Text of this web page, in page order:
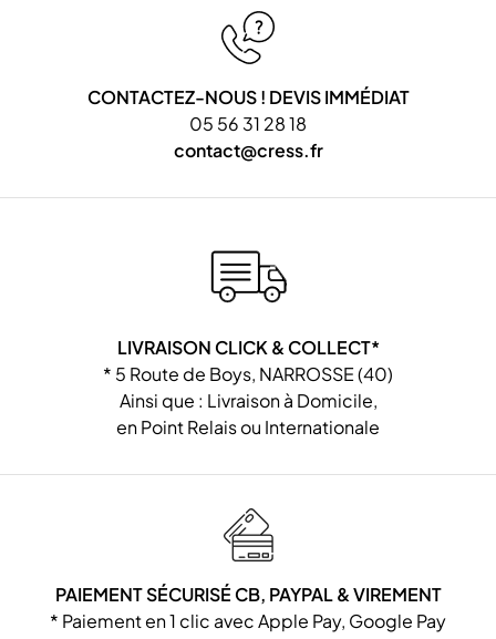
CONTACTEZ-NOUS ! DEVIS IMMÉDIAT
05 56 31 28 18
contact@cress.fr
LIVRAISON CLICK & COLLECT*
* 5 Route de Boys, NARROSSE (40)
Ainsi que : Livraison à Domicile,
en Point Relais ou Internationale
PAIEMENT SÉCURISÉ CB, PAYPAL & VIREMENT
* Paiement en 1 clic avec Apple Pay, Google Pay